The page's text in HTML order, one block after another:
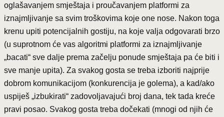
oglašavanjem smještaja i proučavanjem platformi za
iznajmljivanje sa svim troškovima koje one nose. Nakon toga
krenu upiti potencijalnih gostiju, na koje valja odgovarati brzo
(u suprotnom će vas algoritmi platformi za iznajmljivanje
„bacati“ sve dalje prema začelju ponude smještaja pa će biti i
sve manje upita). Za svakog gosta se treba izboriti najprije
dobrom komunikacijom (konkurencija je golema), a kad/ako
uspiješ „izbukirati“ zadovoljavajući broj dana, tek tada kreće
pravi posao. Svakog gosta treba dočekati (mnogi od njih će